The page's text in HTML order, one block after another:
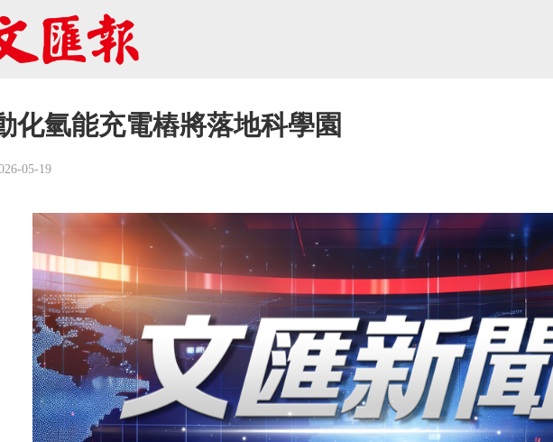
化氫能充電樁將落地科學園
05-19